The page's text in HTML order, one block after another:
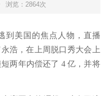
浏览：2864次
到美国的焦点人物，直播
浩，在上周脱口秀大会上
两年内偿还了 4 亿，并将